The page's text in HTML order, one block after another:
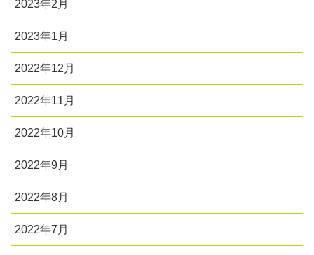
2023年2月
2023年1月
2022年12月
2022年11月
2022年10月
2022年9月
2022年8月
2022年7月